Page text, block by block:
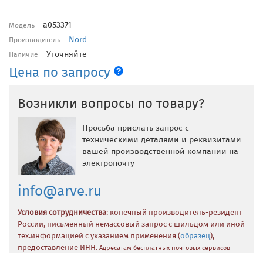
Модель a053371
Производитель Nord
Наличие Уточняйте
Цена по запросу
Возникли вопросы по товару?
Просьба прислать запрос с
техническими деталями и реквизитами
вашей производственной компании на
электропочту
info@arve.ru
Условия сотрудничества: конечный производитель-резидент
России, письменный немассовый запрос с шильдом или иной
тех.информацией с указанием применения (образец),
предоставление ИНН. Адресатам бесплатных почтовых сервисов